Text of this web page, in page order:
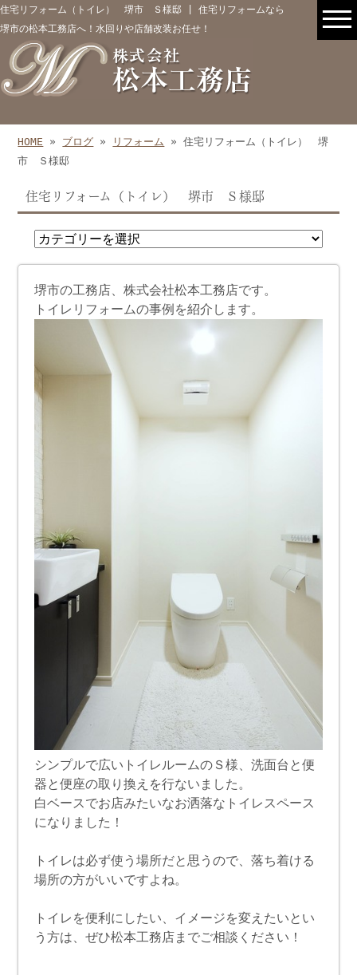
住宅リフォーム（トイレ） 堺市 Ｓ様邸 | 住宅リフォームなら
堺市の松本工務店へ！水回りや店舗改装お任せ！
HOME » ブログ » リフォーム » 住宅リフォーム（トイレ） 堺
市 Ｓ様邸
住宅リフォーム（トイレ） 堺市 Ｓ様邸
堺市の工務店、株式会社松本工務店です。
トイレリフォームの事例を紹介します。
シンプルで広いトイレルームのＳ様、洗面台と便
器と便座の取り換えを行ないました。
白ベースでお店みたいなお洒落なトイレスペース
になりました！
トイレは必ず使う場所だと思うので、落ち着ける
場所の方がいいですよね。
トイレを便利にしたい、イメージを変えたいとい
う方は、ぜひ松本工務店までご相談ください！